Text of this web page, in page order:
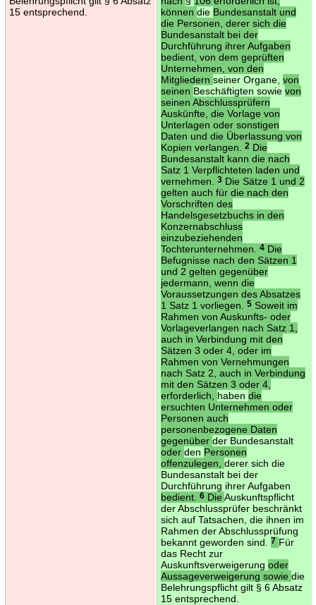
15 entsprechend.
können die Bundesanstalt und
die Personen, derer sich die
Bundesanstalt bei der
Durchführung ihrer Aufgaben
bedient, von dem geprüften
Unternehmen, von den
Mitgliedern seiner Organe, von
seinen Beschäftigten sowie von
seinen Abschlussprüfern
Auskünfte, die Vorlage von
Unterlagen oder sonstigen
Daten und die Überlassung von
Kopien verlangen.
2Die
Bundesanstalt kann die nach
Satz 1 Verpflichteten laden und
vernehmen.
3Die Sätze 1 und 2
gelten auch für die nach den
Vorschriften des
Handelsgesetzbuchs in den
Konzernabschluss
einzubeziehenden
Tochterunternehmen.
4Die
Befugnisse nach den Sätzen 1
und 2 gelten gegenüber
jedermann, wenn die
Voraussetzungen des Absatzes
1 Satz 1 vorliegen.
5Soweit im
Rahmen von Auskunfts- oder
Vorlageverlangen nach Satz 1,
auch in Verbindung mit den
Sätzen 3 oder 4, oder im
Rahmen von Vernehmungen
nach Satz 2, auch in Verbindung
mit den Sätzen 3 oder 4,
erforderlich, haben die
ersuchten Unternehmen oder
Personen auch
personenbezogene Daten
gegenüber der Bundesanstalt
oder den Personen
offenzulegen, derer sich die
Bundesanstalt bei der
Durchführung ihrer Aufgaben
bedient.
6DieAuskunftspflicht
der Abschlussprüfer beschränkt
sich auf Tatsachen, die ihnen im
Rahmen der Abschlussprüfung
bekannt geworden sind.
7 Für
das Recht zur
Auskunftsverweigerung oder
Aussageverweigerung sowie die
Belehrungspflicht gilt § 6 Absatz
15 entsprechend.